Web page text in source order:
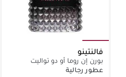
فالنتينو
بورن إن روما أو دو تواليت
عطور رجالية